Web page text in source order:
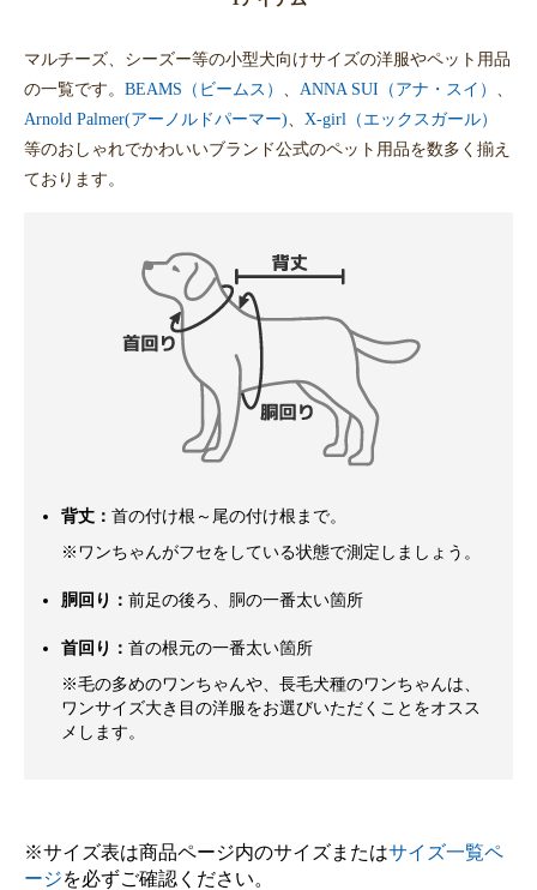
マルチーズ、シーズー等の小型犬向けサイズの洋服やペット用品
の一覧です。 BEAMS（ビームス） ANNA SUI（アナ・スイ）
Arnold Palmer(アーノルドパーマー)
X-girl（エックスガール）
等のおしゃれでかわいいブランド公式のペット用品を数多く揃え
ております。
背丈： 首の付け根～尾の付け根まで。
※ワンちゃんがフセをしている状態で測定しましょう。
胴回り： 前足の後ろ、胴の一番太い箇所
首回り： 首の根元の一番太い箇所
※毛の多めのワンちゃんや、長毛犬種のワンちゃんは、
ワンサイズ大き目の洋服をお選びいただくことをオスス
メします。
※サイズ表は商品ページ内のサイズまたはサイズ一覧ペ
ージを必ずご確認ください。